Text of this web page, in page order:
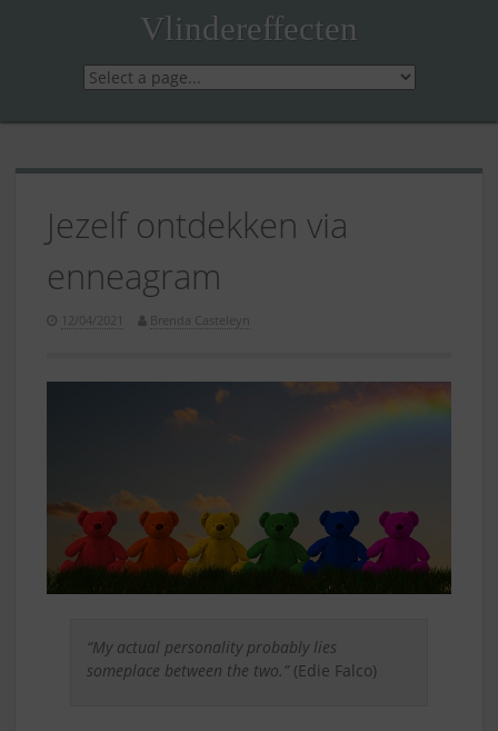
Vlindereffecten
Jezelf ontdekken via
enneagram
12/04/2021 Brenda Casteleyn
“My actual personality probably lies
someplace between the two.”(Edie Falco)